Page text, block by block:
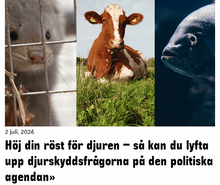
2 juli, 2026
Höj din röst för djuren – så kan du lyfta
upp djurskyddsfrågorna på den politiska
agendan»